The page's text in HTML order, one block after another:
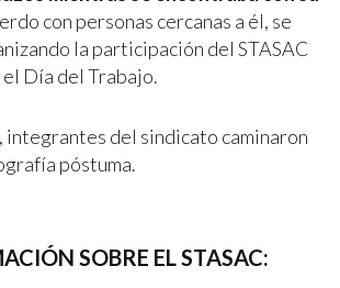
con personas cercanas a él, se
la participación del STASAC
Día del Trabajo.
integrantes del sindicato caminaron
póstuma.
SOBRE EL STASAC: